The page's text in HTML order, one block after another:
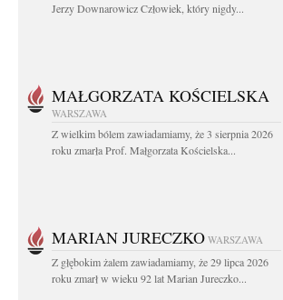
Jerzy Downarowicz Człowiek, który nigdy...
MAŁGORZATA KOŚCIELSKA
WARSZAWA
Z wielkim bólem zawiadamiamy, że 3 sierpnia 2026
roku zmarła Prof. Małgorzata Kościelska...
MARIAN JURECZKO WARSZAWA
Z głębokim żalem zawiadamiamy, że 29 lipca 2026
roku zmarł w wieku 92 lat Marian Jureczko...